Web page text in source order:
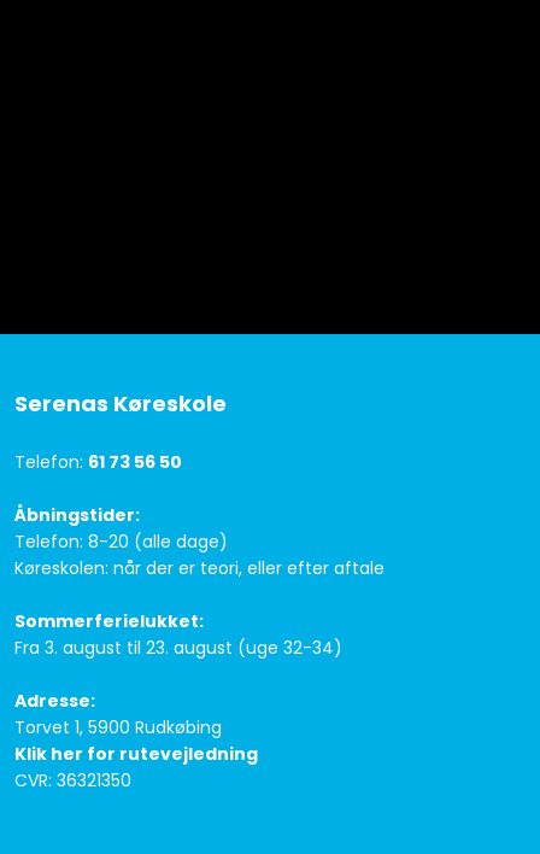
Serenas Køreskole
Telefon: 61 73 56 50
Åbningstider:
Telefon: 8-20 (alle dage)
Køreskolen: når der er teori, eller efter aftale
Sommerferielukket:
Fra 3. august til 23. august (uge 32-34)
Adresse:
Torvet 1, 5900 Rudkøbing
Klik her for rutevejledning
​CVR: 36321350